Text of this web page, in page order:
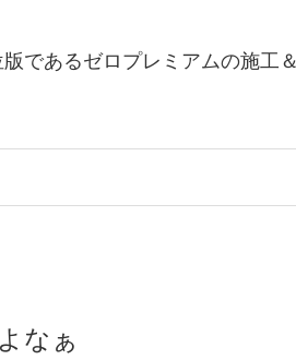
であるゼロプレミアムの施工
なぁ